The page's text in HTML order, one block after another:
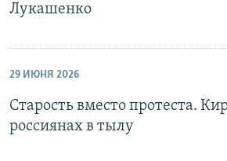
Лукашенко
29 ИЮНЯ 2026
Старость вместо протеста.
россиянах в тылу